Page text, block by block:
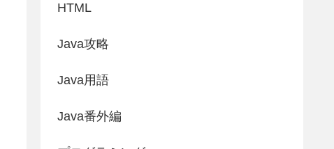
HTML
Java攻略
Java用語
Java番外編